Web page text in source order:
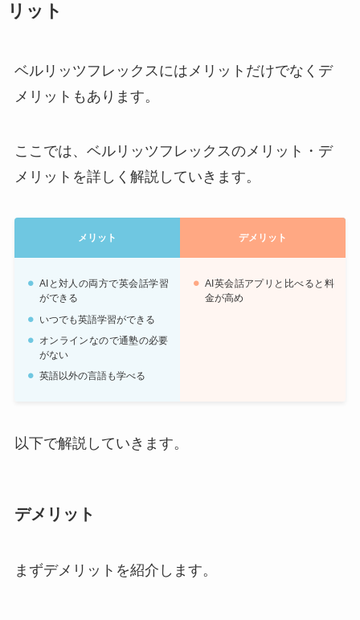
リット
ベルリッツフレックスにはメリットだけでなくデ
メリットもあります。
ここでは、ベルリッツフレックスのメリット・デ
メリットを詳しく解説していきます。
メリット デメリット
AIと対人の両方で英会話学習
ができる
いつでも英語学習ができる
オンラインなので通塾の必要
がない
英語以外の言語も学べる
AI英会話アプリと比べると料
金が高め
以下で解説していきます。
デメリット
まずデメリットを紹介します。